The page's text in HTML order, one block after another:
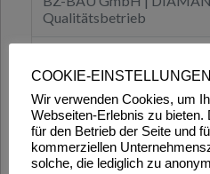
COOKIE-EINSTELLUNGEN
Wir verwenden Cookies, um
Webseiten-Erlebnis zu
für den Betrieb der Seite und
kommerziellen
solche, die lediglich zu